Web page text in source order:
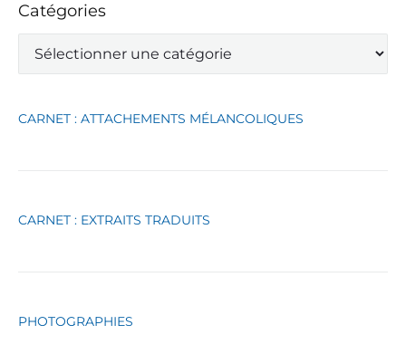
Catégories
t
o
CARNET : ATTACHEMENTS MÉLANCOLIQUES
CARNET : EXTRAITS TRADUITS
PHOTOGRAPHIES